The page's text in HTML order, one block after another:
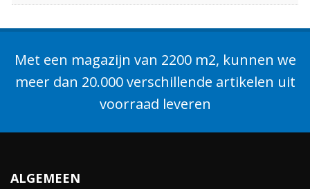
Met een magazijn van 2200 m2, kunnen we
meer dan 20.000 verschillende artikelen uit
voorraad leveren
ALGEMEEN